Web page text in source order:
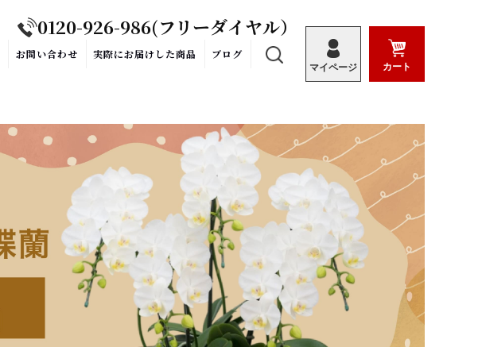
0120-926-986(フリーダイヤル）
お問い合わせ 実際にお届けした商品 ブログ
マイページ カート